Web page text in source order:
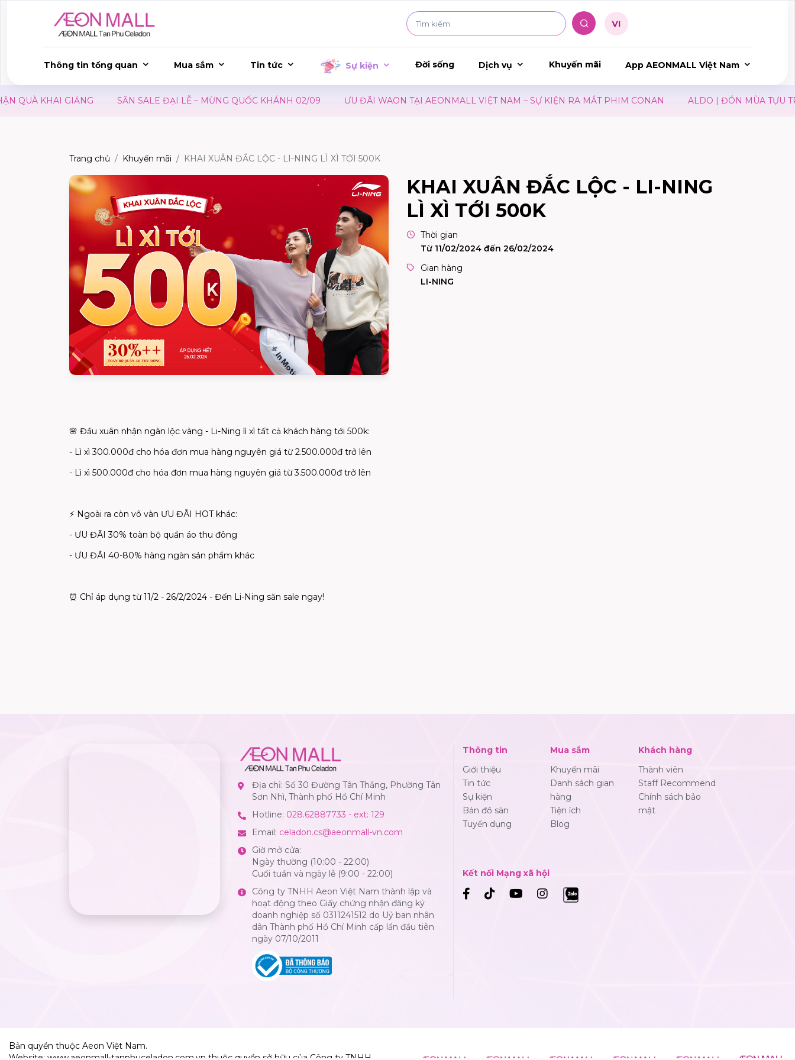
Thông tin tổng quan Mua sắm Tin tức Sự kiện Đời sống Dịch vụ Khuyến mãi App AEONMALL Việt Nam
KHAI GIẢNG SĂN SALE ĐẠI LỄ – MỪNG QUỐC KHÁNH 02/09 ƯU ĐÃI WAON TẠI AEONMALL VIỆT NAM – SỰ KIỆN RA MẮT PHIM CONAN ALDO | ĐÓN MÙA TỰU
Trang chủ Khuyến mãi KHAI XUÂN ĐẮC LỘC - LI-NING LÌ XÌ TỚI 500K
KHAI XUÂN ĐẮC LỘC - LI-NING
LÌ XÌ TỚI 500K
Thời gian
Từ 11/02/2024 đến 26/02/2024
Gian hàng
LI-NING
🌸 Đầu xuân nhận ngàn lộc vàng - Li-Ning lì xì tất cả khách hàng tới 500k:
- Lì xì 300.000đ cho hóa đơn mua hàng nguyên giá từ 2.500.000đ trở lên
- Lì xì 500.000đ cho hóa đơn mua hàng nguyên giá từ 3.500.000đ trở lên
⚡ Ngoài ra còn vô vàn ƯU ĐÃI HOT khác:
- ƯU ĐÃI 30% toàn bộ quần áo thu đông
- ƯU ĐÃI 40-80% hàng ngàn sản phẩm khác
⏰ Chỉ áp dụng từ 11/2 - 26/2/2024 - Đến Li-Ning săn sale ngay!
Địa chỉ: Số 30 Đường Tân Thắng, Phường Tân
Sơn Nhì, Thành phố Hồ Chí Minh
Hotline: 028.62887733 - ext: 129
Email: celadon.cs@aeonmall-vn.com
Giờ mở cửa:
Ngày thường (10:00 - 22:00)
Cuối tuần và ngày lễ (9:00 - 22:00)
Công ty TNHH Aeon Việt Nam thành lập và
hoạt động theo Giấy chứng nhận đăng ký
doanh nghiệp số 0311241512 do Uỷ ban nhân
dân Thành phố Hồ Chí Minh cấp lần đầu tiên
ngày 07/10/2011
Thông tin
Giới thiệu
Tin tức
Sự kiện
Bản đồ sàn
Tuyển dụng
Mua sắm
Khuyến mãi
Danh sách gian
hàng
Tiện ích
Blog
Khách hàng
Thành viên
Staff Recommend
Chính sách bảo
mật
Kết nối Mạng xã hội
Bản quyền thuộc Aeon Việt Nam.
Website: www.aeonmall-tanphuceladon.com.vn thuộc quyền sở hữu của Công ty TNHH